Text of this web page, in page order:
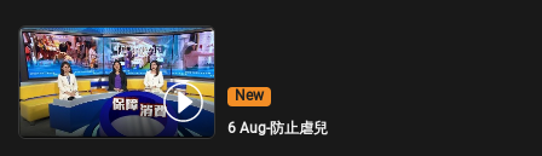
New
6 Aug-防止虐兒